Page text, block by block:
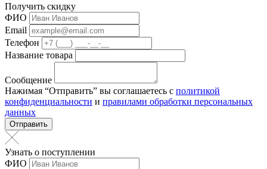
Получить скидку
ФИО
Email
Телефон
Название товара
Сообщение
Нажимая “Отправить” вы соглашаетесь с политикой
конфиденциальности и правилами обработки персональных
данных
Отправить
Узнать о поступлении
ФИО